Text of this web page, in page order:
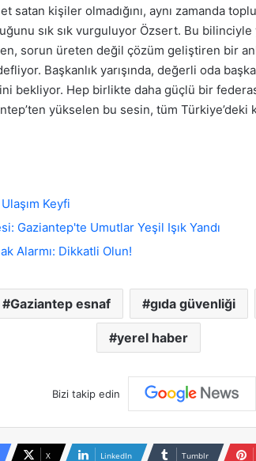
satan kişiler olmadığını, aynı zamanda
sık sık vurguluyor Özsert. Bu bilinciyle
sorun üreten değil çözüm geliştiren bir
Başkanlık yarışında, değerli oda
bekliyor. Hep birlikte daha güçlü bir
yükselen bu sesin, tüm Türkiye’deki
Keyfi
Gaziantep'te Umutlar Yeşil Işık Yandı
Alarmı: Dikkatli Olun!
Gaziantep esnaf gıda güvenliği
yerel haber
Bizi takip edin
X LinkedIn Tumblr